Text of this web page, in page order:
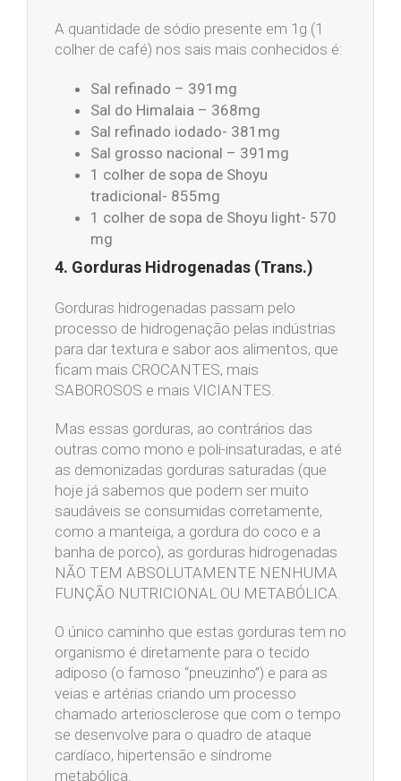
A quantidade de sódio presente em 1g (1
colher de café) nos sais mais conhecidos é:
Sal refinado – 391mg
Sal do Himalaia – 368mg
Sal refinado iodado- 381mg
Sal grosso nacional – 391mg
1 colher de sopa de Shoyu
tradicional- 855mg
1 colher de sopa de Shoyu light- 570
mg
4. Gorduras Hidrogenadas (Trans.)
Gorduras hidrogenadas passam pelo
processo de hidrogenação pelas indústrias
para dar textura e sabor aos alimentos, que
ficam mais CROCANTES, mais
SABOROSOS e mais VICIANTES.
Mas essas gorduras, ao contrários das
outras como mono e poli-insaturadas, e até
as demonizadas gorduras saturadas (que
hoje já sabemos que podem ser muito
saudáveis se consumidas corretamente,
como a manteiga, a gordura do coco e a
banha de porco), as gorduras hidrogenadas
NÃO TEM ABSOLUTAMENTE NENHUMA
FUNÇÃO NUTRICIONAL OU METABÓLICA.
O único caminho que estas gorduras tem no
organismo é diretamente para o tecido
adiposo (o famoso “pneuzinho”) e para as
veias e artérias criando um processo
chamado arteriosclerose que com o tempo
se desenvolve para o quadro de ataque
cardíaco, hipertensão e síndrome
metabólica.